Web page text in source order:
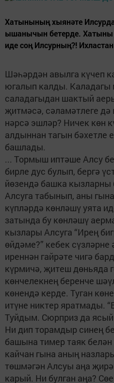
Хатынының хыянәте
ышанычын бетерде. Хатыны
иде соң Илсурның?!
Шәһәрдән авылга күчеп
югалып калды. Каладагы
саладагыдан шактый
җитмәсә, сәламәтлеге дә
нәрсә эшләр? Ничек көн
алдыннан тагын бәхетле
башлады.
... Тормыш иптәше Алсу
бирле дус булып, бергә
йөзендә башка кызларны
Алсуга табынып, аны
күпләрдә көнләшү уята
затында бу көнләшү
кызлары Алсуга “Ирең
өйдәме?” кебек
иреннән гайрәте чигә
күрмичә, җитеш дөньяда
көнчелекнең беренче
көнендә керде. Туган
итүне никтер яратмады.
Туйдым. Сюрприз да ясый
Ни дип торамдыр синең
башына тимер таяк
кайчан гына аның
төшмәгән Алсуы аңа
карый. Ни булган аңа?